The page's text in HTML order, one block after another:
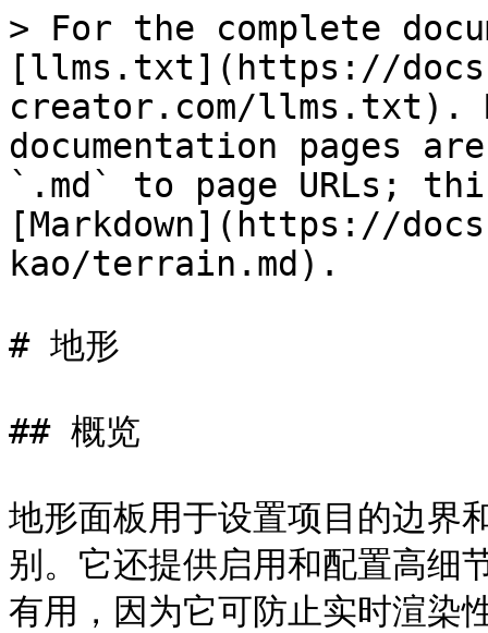
> For the complete
[llms.txt](https://
creator.com/llms.txt).
documentation pages
`.md` to page URLs;
[Markdown](https://
kao/terrain.md).
# 地形
## 概览
地形面板用于设置项目的边界
别。它还提供启用和配置高细
有用，因为它可防止实时渲染